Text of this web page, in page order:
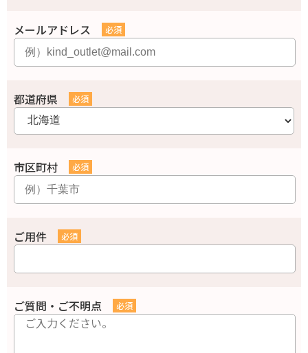
メールアドレス
都道府県
市区町村
ご用件
ご質問・ご不明点